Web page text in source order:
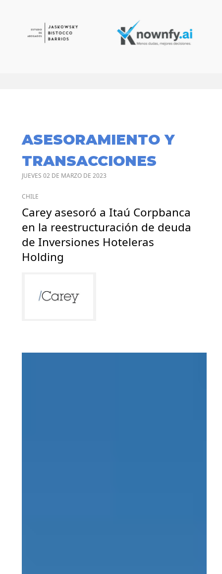
ASESORAMIENTO Y
TRANSACCIONES
JUEVES 02 DE MARZO DE 2023
CHILE
Carey asesoró a Itaú Corpbanca
en la reestructuración de deuda
de Inversiones Hoteleras
Holding